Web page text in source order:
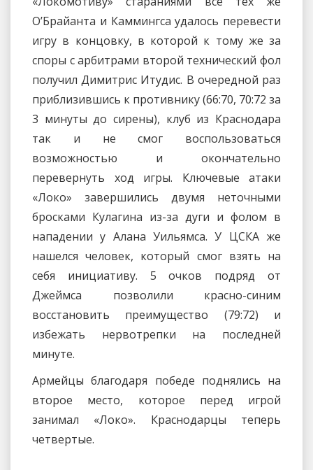
О’Брайанта и Каммингса удалось перевести
игру в концовку, в которой к тому же за
споры с арбитрами второй технический фол
получил Димитрис Итудис. В очередной раз
приблизившись к противнику (66:70, 70:72 за
3 минуты до сирены), клуб из Краснодара
так и не смог воспользоваться
возможностью и окончательно
перевернуть ход игры. Ключевые атаки
«Локо» завершились двумя неточными
бросками Кулагина из-за дуги и фолом в
нападении у Алана Уильямса. У ЦСКА же
нашелся человек, который смог взять на
себя инициативу. 5 очков подряд от
Джеймса позволили красно-синим
восстановить преимущество (79:72) и
избежать нервотрепки на последней
минуте.
Армейцы благодаря победе поднялись на
второе место, которое перед игрой
занимал «Локо». Краснодарцы теперь
четвертые.